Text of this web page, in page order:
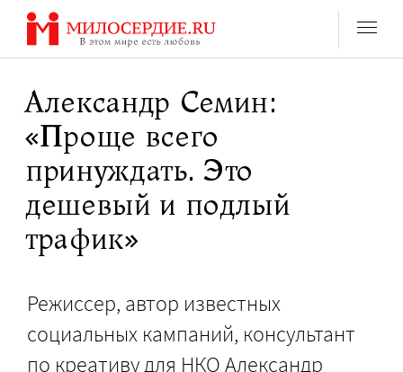
Перейти
содержанию
Александр Семин:
«Проще всего
принуждать. Это
дешевый и подлый
трафик»
Режиссер, автор известных
социальных кампаний, консультант
по креативу для НКО Александр